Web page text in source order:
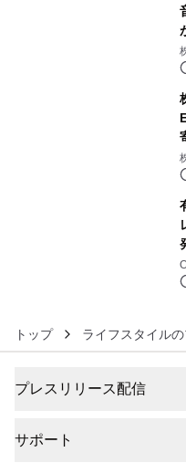
トップ ライフスタイル
プレスリリース配信
サポート